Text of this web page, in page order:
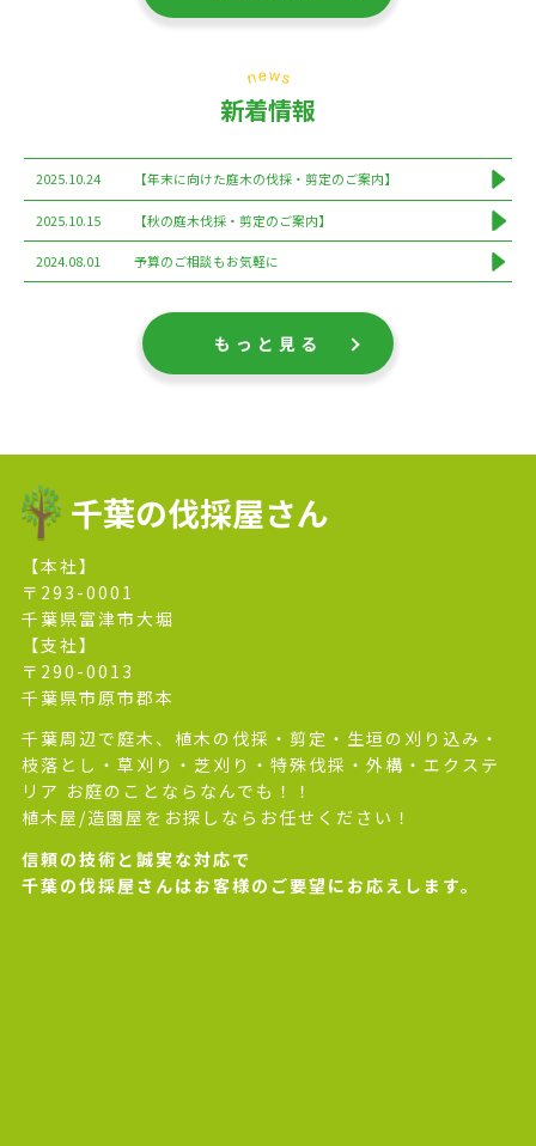
新着情報
2025.10.24 【年末に向けた庭木の伐採・剪定のご案内】
2025.10.15 【秋の庭木伐採・剪定のご案内】
2024.08.01 予算のご相談もお気軽に
もっと見る
千葉の伐採屋さん
【本社】
〒293-0001
千葉県富津市大堀
【支社】
〒290-0013
千葉県市原市郡本
千葉周辺で庭木、植木の伐採・剪定・生垣の刈り込み・
枝落とし・草刈り・芝刈り・特殊伐採・外構・エクステ
リア お庭のことならなんでも！！
植木屋/造園屋をお探しならお任せください！
信頼の技術と誠実な対応で
千葉の伐採屋さんはお客様のご要望にお応えします。